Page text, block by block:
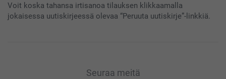
Voit koska tahansa irtisanoa tilauksen klikkaamalla
jokaisessa uutiskirjeessä olevaa “Peruuta uutiskirje”-linkkiä.
Seuraa meitä